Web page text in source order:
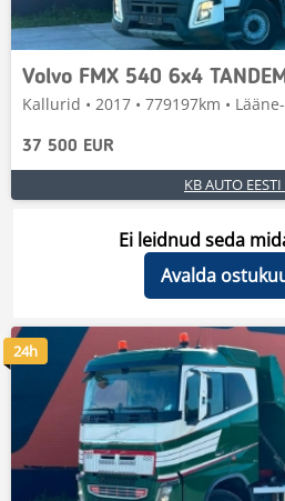
Kallurid • 2017 • 779197km •
37 500 EUR
KB AUTO
Ei leidnud seda
Avalda
24h